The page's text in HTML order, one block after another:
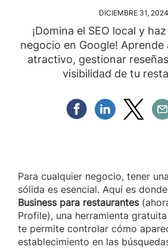
DICIEMBRE 31, 2024
¡Domina el SEO local y
negocio en Google!
atractivo, gestionar
visibilidad de tu
Compartir Facebook
Compartir
Para cualquier negocio, tener
sólida es esencial. Aquí es
Business para restaurantes
Profile), una herramienta
te permite controlar cómo
establecimiento en las